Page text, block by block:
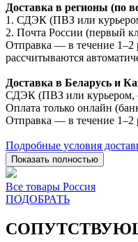
Доставка в регионы (по
1. СДЭК (ПВЗ или
2. Почта России (первый
Отправка — в течение 1–2
рассчитываются
Доставка в Беларусь и
СДЭК (ПВЗ или курьером,
Оплата только онлайн
Отправка — в течение 1–2
Подробные условия
Показать полностью
Все товары Россия
ПОДОБРАТЬ